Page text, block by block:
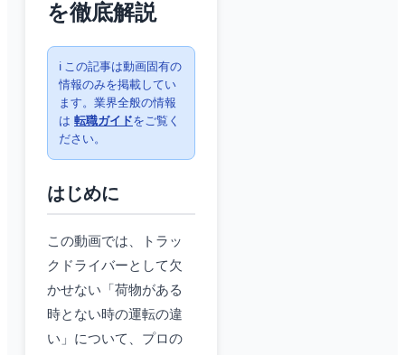
を徹底解説
ℹ️ この記事は動画固有の
情報のみを掲載してい
ます。業界全般の情報
は 転職ガイドをご覧く
ださい。
はじめに
この動画では、トラッ
クドライバーとして欠
かせない「荷物がある
時とない時の運転の違
い」について、プロの